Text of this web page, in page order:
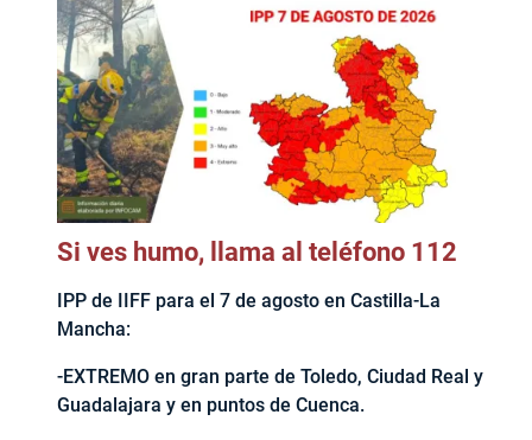
Si ves humo, llama al teléfono 112
IPP de IIFF para el 7 de agosto en Castilla-La
Mancha:
-EXTREMO en gran parte de Toledo, Ciudad Real y
Guadalajara y en puntos de Cuenca.